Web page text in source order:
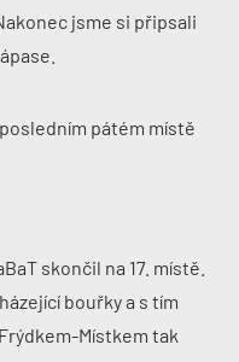
jsme si připsali
pátém místě
skončil na 17. místě.
bouřky a s tím
Místkem tak